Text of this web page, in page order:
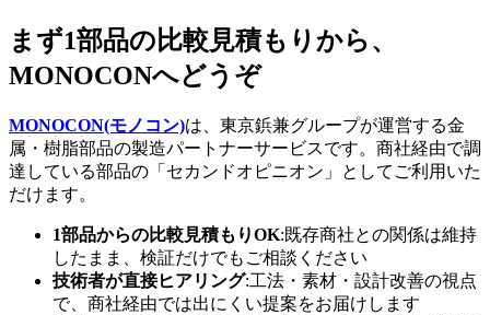
まず1部品の比較見積もりから、
MONOCONへどうぞ
MONOCON(モノコン)は、東京鋲兼グループが運営する金
属・樹脂部品の製造パートナーサービスです。商社経由で調
達している部品の「セカンドオピニオン」としてご利用いた
だけます。
1部品からの比較見積もりOK:既存商社との関係は維持
したまま、検証だけでもご相談ください
技術者が直接ヒアリング:工法・素材・設計改善の視点
で、商社経由では出にくい提案をお届けします